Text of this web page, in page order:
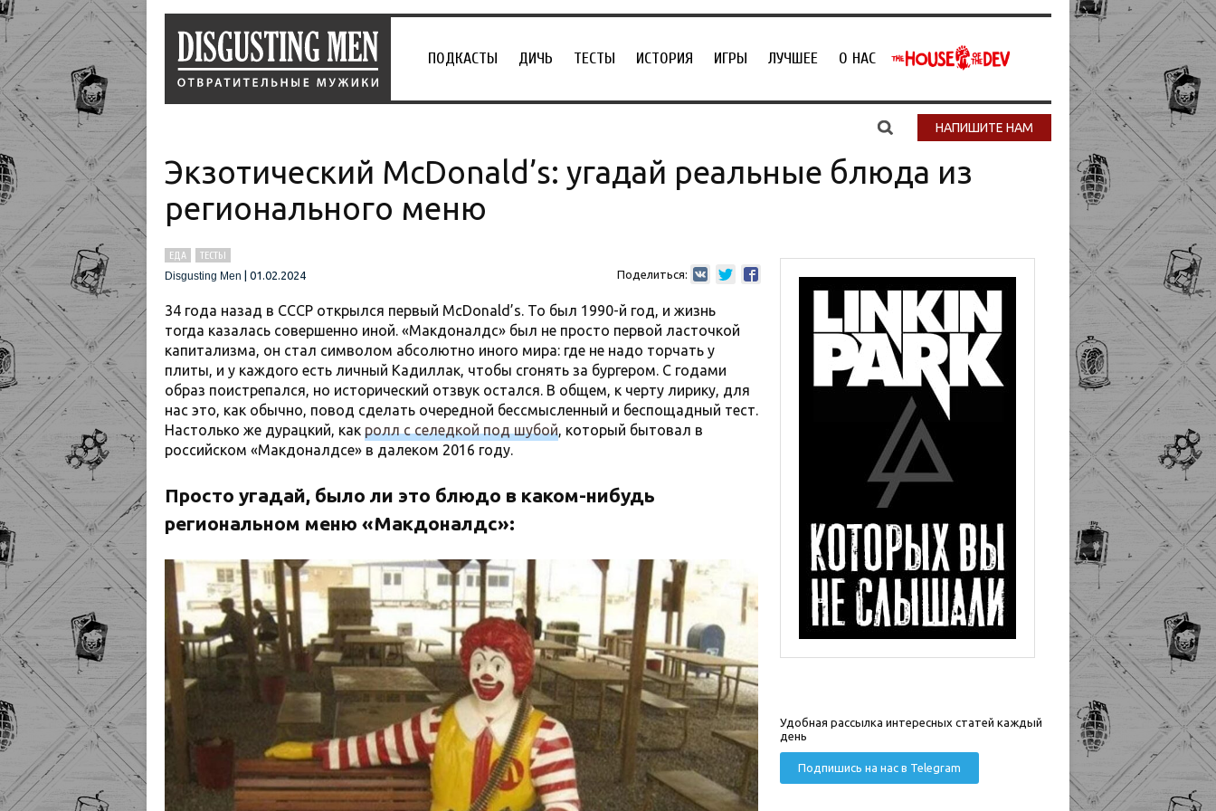
ПОДКАСТЫ ДИЧЬ ТЕСТЫ ИСТОРИЯ ИГРЫ ЛУЧШЕЕ О НАС
НАПИШИТЕ НАМ
Экзотический McDonald’s: угадай реальные блюда из
регионального меню
ЕДА
ТЕСТЫ
Disgusting Men
01.02.2024 Поделиться:
34 года назад в СССР открылся первый McDonald’s. То был 1990-й год, и жизнь
тогда казалась совершенно иной. «Макдоналдс» был не просто первой ласточкой
капитализма, он стал символом абсолютно иного мира: где не надо торчать у
плиты, и у каждого есть личный Кадиллак, чтобы сгонять за бургером. С годами
образ поистрепался, но исторический отзвук остался. В общем, к черту лирику, для
нас это, как обычно, повод сделать очередной бессмысленный и беспощадный тест.
Настолько же дурацкий, как ролл с селедкой под шубой, который бытовал в
российском «Макдоналдсе» в далеком 2016 году.
Просто угадай, было ли это блюдо в каком-нибудь
региональном меню «Макдоналдс»:
Удобная рассылка интересных статей каждый
день
Подпишись на нас в Telegram